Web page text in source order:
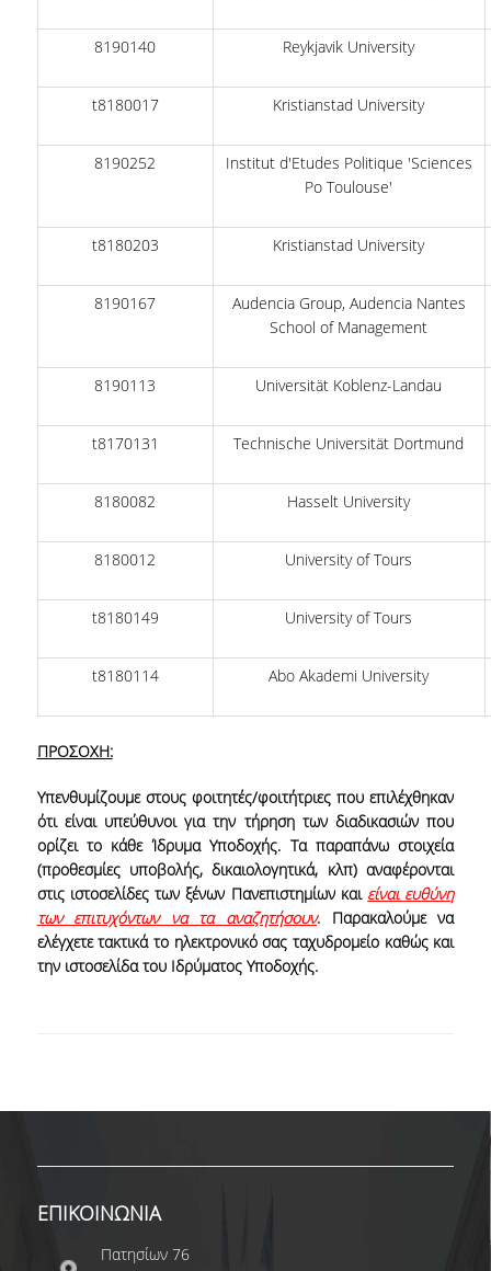
8190140 Reykjavik University
t8180017 Kristianstad University
8190252
Institut d'Etudes Politique 'Sciences
Po Toulouse'
t8180203 Kristianstad University
8190167
Audencia Group, Audencia Nantes
School of Management
8190113 Universität Koblenz-Landau
t8170131 Technische Universität Dortmund
8180082 Hasselt University
8180012 University of Tours
t8180149 University of Tours
t8180114 Abo Akademi University
ΠΡΟΣΟΧΗ:
Υπενθυμίζουμε στους φοιτητές/φοιτήτριες που επιλέχθηκαν
ότι είναι υπεύθυνοι για την τήρηση των διαδικασιών που
ορίζει το κάθε Ίδρυμα Υποδοχής. Τα παραπάνω στοιχεία
(προθεσμίες υποβολής, δικαιολογητικά, κλπ) αναφέρονται
στις ιστοσελίδες των ξένων Πανεπιστημίων και είναι ευθύνη
των επιτυχόντων να τα αναζητήσουν. Παρακαλούμε να
ελέγχετε τακτικά το ηλεκτρονικό σας ταχυδρομείο καθώς και
την ιστοσελίδα του Ιδρύματος Υποδοχής.
ΕΠΙΚΟΙΝΩΝΙΑ
Πατησίων 76